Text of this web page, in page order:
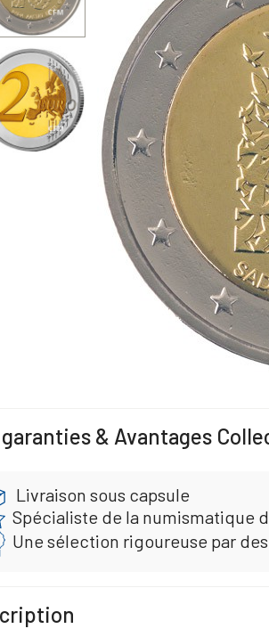
garanties & Avantages
Livraison sous capsule
Spécialiste de la numismatique
Une sélection rigoureuse par